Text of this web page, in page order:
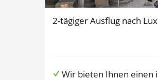
2-tägiger Ausflug nach
Wir bieten Ihnen einen